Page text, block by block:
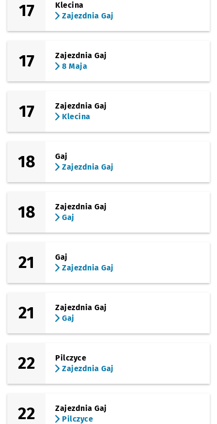
17
Klecina
Zajezdnia Gaj
17
Zajezdnia Gaj
8 Maja
17
Zajezdnia Gaj
Klecina
18
Gaj
Zajezdnia Gaj
18
Zajezdnia Gaj
Gaj
21
Gaj
Zajezdnia Gaj
21
Zajezdnia Gaj
Gaj
22
Pilczyce
Zajezdnia Gaj
22
Zajezdnia Gaj
Pilczyce